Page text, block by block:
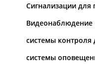
Сигнализации
Видеонаблюдение
системы контроля
системы